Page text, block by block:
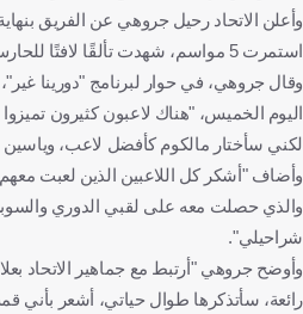
وأعلن الاتحاد رحيل جروهي عن الفريق
استمرت 5 مواسم، شهدت تألقًا لافتًا للحارس البرازيلي.
وقال جروهي، في حوار لبرنامج "دورينا
اليوم الخميس، "هناك لاعبون كثيرون
لكني سأختار مالكوم كأفضل لاعب،
وأضاف "أشكر كل اللاعبين الذين لعبت معهم،
والذي حصلت معه على لقبي الدوري
شراحيلي".
وأوضح جروهي "أرتبط مع جماهير الاتحاد
رائعة، سأتذكرها طوال حياتي، أشعر بأني